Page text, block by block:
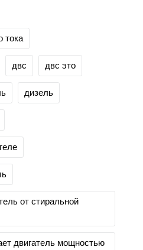
тока
двс двс это
дизель
от стиральной
двигатель мощностью